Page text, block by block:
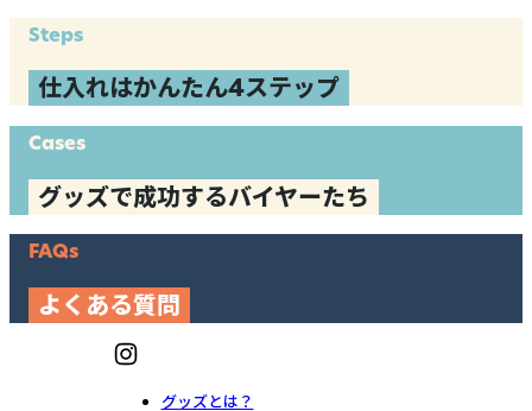
Steps
仕入れはかんたん4ステップ
Cases
グッズで成功するバイヤーたち
FAQs
よくある質問
グッズとは？